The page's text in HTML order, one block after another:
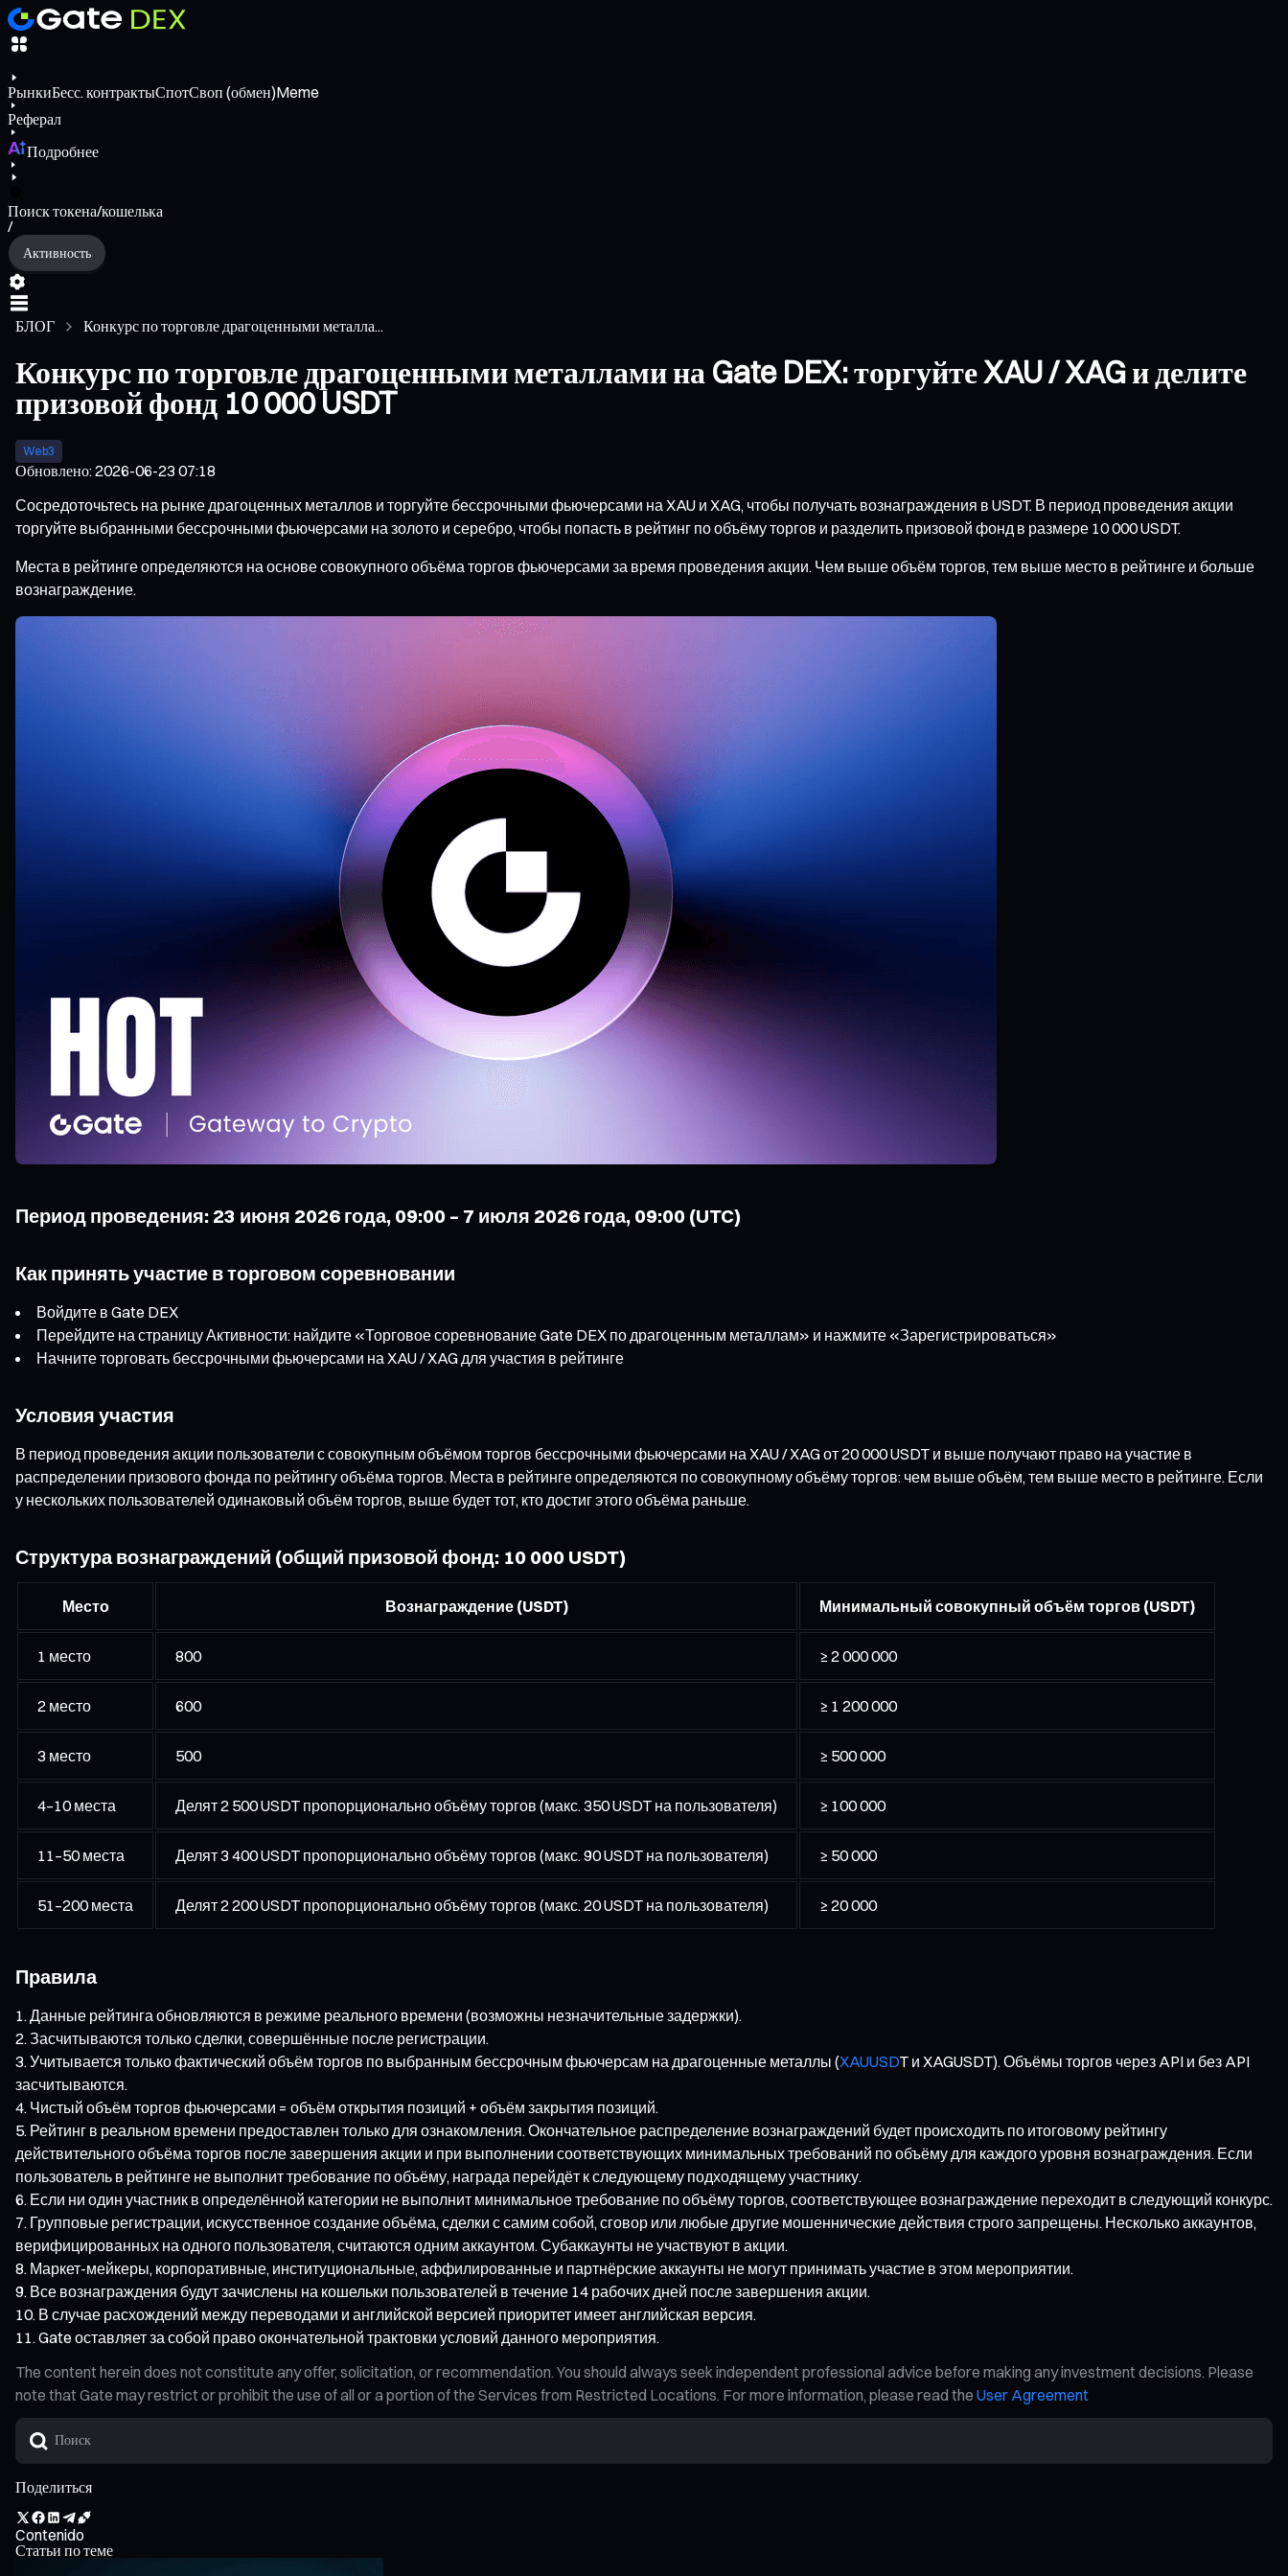
РынкиБесс. контрактыСпотСвоп (обмен)Meme
Реферал
Подробнее
Поиск токена/кошелька
/
Активность
БЛОГ Конкурс по торговле драгоценными металла...
Конкурс по торговле драгоценными металлами на Gate DEX: торгуйте XAU / XAG и делите
призовой фонд 10 000 USDT
Web3
Обновлено:2026-06-23 07:18
Сосредоточьтесь на рынке драгоценных металлов и торгуйте бессрочными фьючерсами на XAU и XAG, чтобы получать вознаграждения в USDT. В период проведения акции
торгуйте выбранными бессрочными фьючерсами на золото и серебро, чтобы попасть в рейтинг по объёму торгов и разделить призовой фонд в размере 10 000 USDT.
Места в рейтинге определяются на основе совокупного объёма торгов фьючерсами за время проведения акции. Чем выше объём торгов, тем выше место в рейтинге и больше
вознаграждение.
Период проведения: 23 июня 2026 года, 09:00 – 7 июля 2026 года, 09:00 (UTC)
Как принять участие в торговом соревновании
Войдите в Gate DEX
Перейдите на страницу Активности: найдите «Торговое соревнование Gate DEX по драгоценным металлам» и нажмите «Зарегистрироваться»
Начните торговать бессрочными фьючерсами на XAU / XAG для участия в рейтинге
Условия участия
В период проведения акции пользователи с совокупным объёмом торгов бессрочными фьючерсами на XAU / XAG от 20 000 USDT и выше получают право на участие в
распределении призового фонда по рейтингу объёма торгов. Места в рейтинге определяются по совокупному объёму торгов: чем выше объём, тем выше место в рейтинге. Если
у нескольких пользователей одинаковый объём торгов, выше будет тот, кто достиг этого объёма раньше.
Структура вознаграждений (общий призовой фонд: 10 000 USDT)
Место Вознаграждение (USDT) Минимальный совокупный объём торгов (USDT)
1 место 800 ≥ 2 000 000
2 место 600 ≥ 1 200 000
3 место 500 ≥ 500 000
4–10 места Делят 2 500 USDT пропорционально объёму торгов (макс. 350 USDT на пользователя) ≥ 100 000
11–50 места Делят 3 400 USDT пропорционально объёму торгов (макс. 90 USDT на пользователя) ≥ 50 000
51–200 места Делят 2 200 USDT пропорционально объёму торгов (макс. 20 USDT на пользователя) ≥ 20 000
Правила
Данные рейтинга обновляются в режиме реального времени (возможны незначительные задержки).
Засчитываются только сделки, совершённые после регистрации.
Учитывается только фактический объём торгов по выбранным бессрочным фьючерсам на драгоценные металлы (XAUUSDT и XAGUSDT). Объёмы торгов через API и без API
засчитываются.
Чистый объём торгов фьючерсами = объём открытия позиций + объём закрытия позиций.
Рейтинг в реальном времени предоставлен только для ознакомления. Окончательное распределение вознаграждений будет происходить по итоговому рейтингу
действительного объёма торгов после завершения акции и при выполнении соответствующих минимальных требований по объёму для каждого уровня вознаграждения. Если
пользователь в рейтинге не выполнит требование по объёму, награда перейдёт к следующему подходящему участнику.
Если ни один участник в определённой категории не выполнит минимальное требование по объёму торгов, соответствующее вознаграждение переходит в следующий конкурс.
Групповые регистрации, искусственное создание объёма, сделки с самим собой, сговор или любые другие мошеннические действия строго запрещены. Несколько аккаунтов,
верифицированных на одного пользователя, считаются одним аккаунтом. Субаккаунты не участвуют в акции.
Маркет-мейкеры, корпоративные, институциональные, аффилированные и партнёрские аккаунты не могут принимать участие в этом мероприятии.
Все вознаграждения будут зачислены на кошельки пользователей в течение 14 рабочих дней после завершения акции.
В случае расхождений между переводами и английской версией приоритет имеет английская версия.
Gate оставляет за собой право окончательной трактовки условий данного мероприятия.
The content herein does not constitute any offer, solicitation, or recommendation. You should always seek independent professional advice before making any investment decisions. Please
note that Gate may restrict or prohibit the use of all or a portion of the Services from Restricted Locations. For more information, please read the User Agreement
Поделиться
Contenido
Статьи по теме